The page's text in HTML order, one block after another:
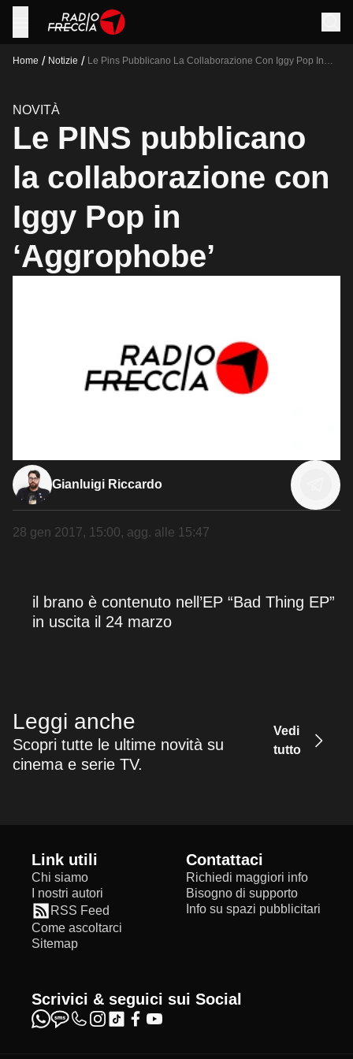
Home / Notizie / Le Pins Pubblicano La Collaborazione Con Iggy Pop In
NOVITÀ
Le PINS pubblicano
la collaborazione con
Iggy Pop in
‘Aggrophobe’
Gianluigi Riccardo
28 gen 2017, 15:00, agg. alle 15:47
il brano è contenuto nell’EP “Bad Thing EP”
in uscita il 24 marzo
Leggi anche
Scopri tutte le ultime novità su
cinema e serie TV.
Vedi
tutto
Link utili
Chi siamo
I nostri autori
RSS Feed
Come ascoltarci
Sitemap
Contattaci
Richiedi maggiori info
Bisogno di supporto
Info su spazi pubblicitari
Scrivici & seguici sui Social